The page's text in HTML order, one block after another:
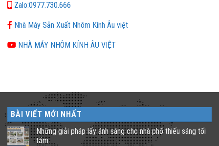
Zalo:0977.730.666
Nhà Máy Sản Xuất Nhôm Kính Âu việt
NHÀ MÁY NHÔM KÍNH ÂU VIỆT
BÀI VIẾT MỚI NHẤT
Những giải pháp lấy ánh sáng cho nhà phố thiếu sáng tối
tăm